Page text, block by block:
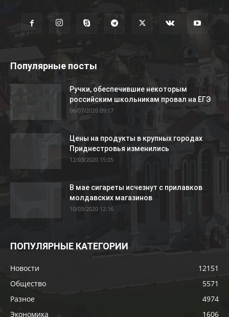
Популярные посты
Ручки, обеспечившие некоторым
российским школьникам провал на ЕГЭ
06/07/2020 09:17
Цены на продукты в крупных городах
Приднестровья изменились
12/03/2020 15:05
В мае сигареты исчезнут с прилавков
молдавских магазинов
10/03/2020 12:16
ПОПУЛЯРНЫЕ КАТЕГОРИИ
Новости
12151
Общество
5571
Разное
4974
Экономика
1606